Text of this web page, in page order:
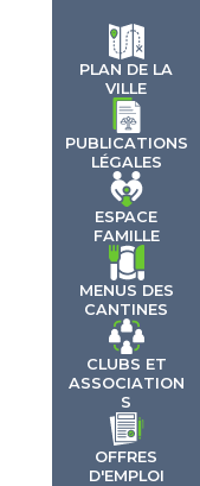
PLAN DE LA
VILLE
PUBLICATIONS
LÉGALES
ESPACE
FAMILLE
MENUS DES
CANTINES
CLUBS ET
ASSOCIATION
S
OFFRES
D'EMPLOI